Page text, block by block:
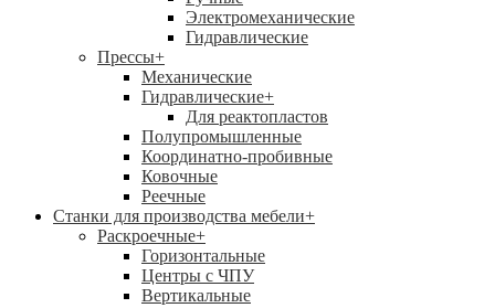
Электромеханические
Гидравлические
Прессы+
Механические
Гидравлические+
Для реактопластов
Полупромышленные
Координатно-пробивные
Ковочные
Реечные
Станки для производства мебели+
Раскроечные+
Горизонтальные
Центры с ЧПУ
Вертикальные